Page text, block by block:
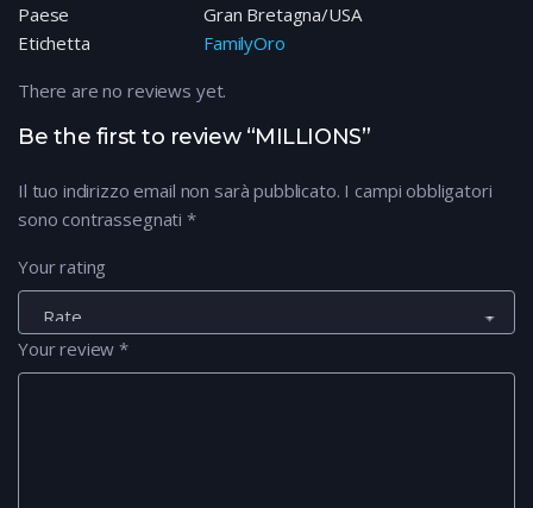
Paese
Gran Bretagna/USA
Etichetta
FamilyOro
Be the first to review “MILLIONS”
Il tuo indirizzo email non sarà pubblicato. I campi obbligatori
sono contrassegnati *
Your rating
Your review*
There are no reviews yet.